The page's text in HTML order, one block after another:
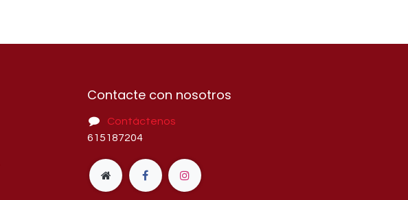
Contacte con nosotros
Contáctenos
615187204​